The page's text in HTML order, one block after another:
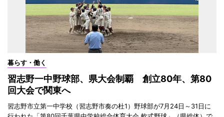
暮らす・働く
習志野一中野球部、県大会制覇 創立80年、第80
回大会で関東へ
習志野市立第一中学校（習志野市奏の杜1）野球部が7月24日～31日に